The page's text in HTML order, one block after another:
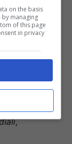
, sabato
, venerdì
gol per
,
on the basis
managing
of this page
in privacy